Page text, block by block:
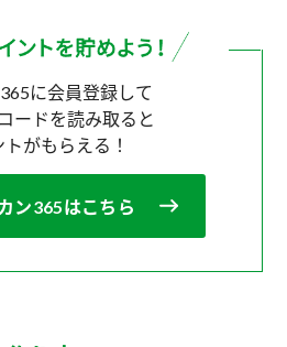
に会員登録して
ードを読み取ると
がもらえる！
ン365はこちら